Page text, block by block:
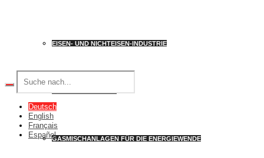
EISEN- UND NICHTEISEN-INDUSTRIE
ENERGIEERZEUGER
GASMISCHANLAGEN FÜR DIE ENERGIEWENDE
Deutsch
English
Français
Español